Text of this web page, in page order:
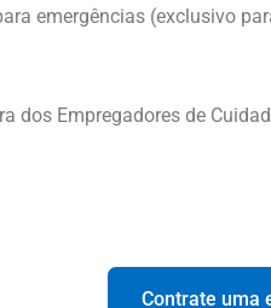
emergências (exclusivo
dos Empregadores de
Contrate uma